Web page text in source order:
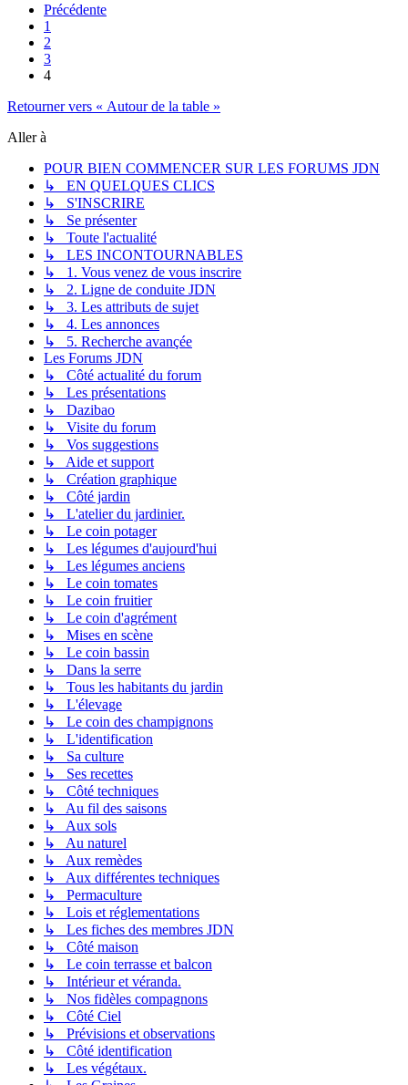
Précédente
1
2
3
4
Retourner vers « Autour de la table »
Aller à
POUR BIEN COMMENCER SUR LES FORUMS JDN
↳ EN QUELQUES CLICS
↳ S'INSCRIRE
↳ Se présenter
↳ Toute l'actualité
↳ LES INCONTOURNABLES
↳ 1. Vous venez de vous inscrire
↳ 2. Ligne de conduite JDN
↳ 3. Les attributs de sujet
↳ 4. Les annonces
↳ 5. Recherche avançée
Les Forums JDN
↳ Côté actualité du forum
↳ Les présentations
↳ Dazibao
↳ Visite du forum
↳ Vos suggestions
↳ Aide et support
↳ Création graphique
↳ Côté jardin
↳ L'atelier du jardinier.
↳ Le coin potager
↳ Les légumes d'aujourd'hui
↳ Les légumes anciens
↳ Le coin tomates
↳ Le coin fruitier
↳ Le coin d'agrément
↳ Mises en scène
↳ Le coin bassin
↳ Dans la serre
↳ Tous les habitants du jardin
↳ L'élevage
↳ Le coin des champignons
↳ L'identification
↳ Sa culture
↳ Ses recettes
↳ Côté techniques
↳ Au fil des saisons
↳ Aux sols
↳ Au naturel
↳ Aux remèdes
↳ Aux différentes techniques
↳ Permaculture
↳ Lois et réglementations
↳ Les fiches des membres JDN
↳ Côté maison
↳ Le coin terrasse et balcon
↳ Intérieur et véranda.
↳ Nos fidèles compagnons
↳ Côté Ciel
↳ Prévisions et observations
↳ Côté identification
↳ Les végétaux.